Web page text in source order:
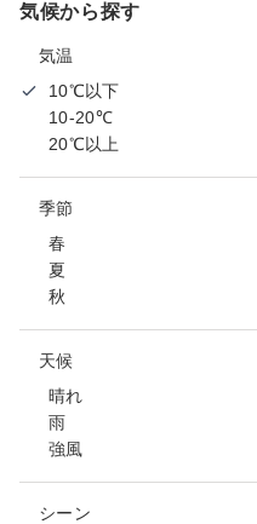
気候から探す
気温
10℃以下
10-20℃
20℃以上
季節
春
夏
秋
天候
晴れ
雨
強風
シーン